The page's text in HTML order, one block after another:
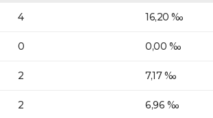
4 16,20 ‰
0 0,00 ‰
2 7,17 ‰
2 6,96 ‰